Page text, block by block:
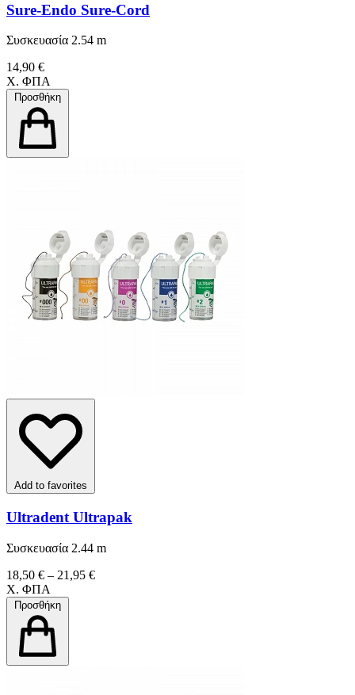
Sure-Endo Sure-Cord
Συσκευασία 2.54 m
14,90 €
Χ. ΦΠΑ
Προσθήκη
Add to favorites
Ultradent Ultrapak
Συσκευασία 2.44 m
18,50 € – 21,95 €
Χ. ΦΠΑ
Προσθήκη